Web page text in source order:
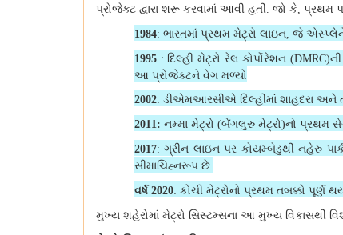
પ્રોજેક્ટ દ્વારા શરૂ કરવામાં આવી હતી. જો કે, પ્રથમ
1984: ભારતમાં પ્રથમ મેટ્રો લાઇન, જે
1995 : દિલ્હી મેટ્રો રેલ કોર્પોરેશન(DMRC)
આ પ્રોજેક્ટને વેગ મળ્યો
2002: ડીએમઆરસીએ દિલ્હીમાં શાહદરા અને
2011: નમ્મા મેટ્રો (બેંગલુરુ મેટ્રો)નો પ્રથમ
2017:ગ્રીન લાઇન પર કોયમ્બેડુથી નહેરુ
સીમાચિહ્નરૂપ છે.
વર્ષ2020: કોચી મેટ્રોનો પ્રથમ તબક્કો પૂર્ણ
મુખ્ય શહેરોમાં મેટ્રો સિસ્ટમ્સના આ મુખ્ય વિકાસથી